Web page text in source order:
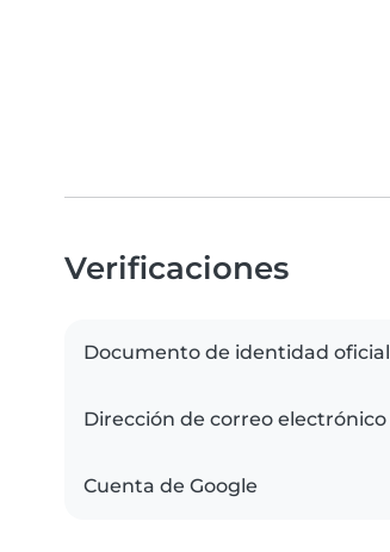
Verificaciones
Documento de identidad oficial
Dirección de correo electrónico
Cuenta de Google